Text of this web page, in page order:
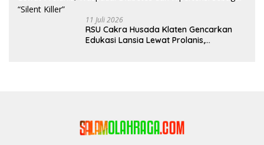
11 Juli 2026
RSU Cakra Husada Klaten Gencarkan
Edukasi Lansia Lewat Prolanis,